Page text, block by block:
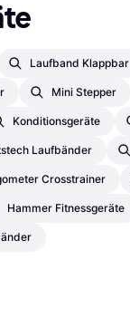
Laufband Klappbar
Mini Stepper
Konditionsgeräte
Laufbänder
Crosstrainer
Hammer Fitnessgeräte